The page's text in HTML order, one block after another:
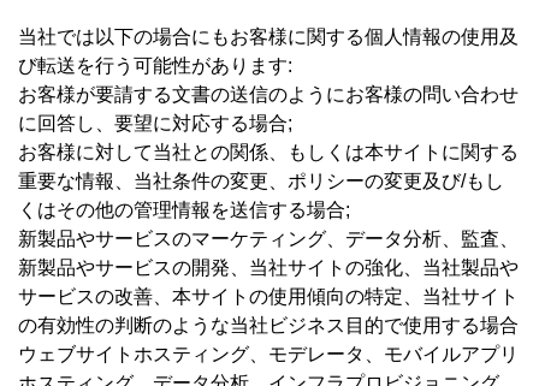
当社では以下の場合にもお客様に関する個人情報の使用及
び転送を行う可能性があります:
お客様が要請する文書の送信のようにお客様の問い合わせ
に回答し、要望に対応する場合;
お客様に対して当社との関係、もしくは本サイトに関する
重要な情報、当社条件の変更、ポリシーの変更及び/もし
くはその他の管理情報を送信する場合;
新製品やサービスのマーケティング、データ分析、監査、
新製品やサービスの開発、当社サイトの強化、当社製品や
サービスの改善、本サイトの使用傾向の特定、当社サイト
の有効性の判断のような当社ビジネス目的で使用する場合
ウェブサイトホスティング、モデレータ、モバイルアプリ